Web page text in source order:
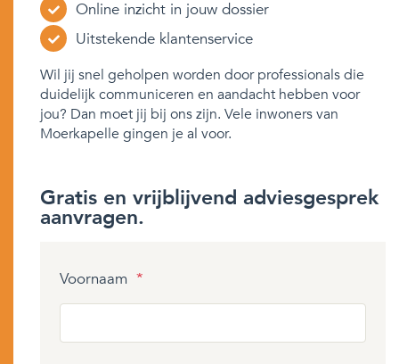
Online inzicht in jouw dossier
Uitstekende klantenservice
Wil jij snel geholpen worden door professionals die
duidelijk communiceren en aandacht hebben voor
jou? Dan moet jij bij ons zijn. Vele inwoners van
Moerkapelle gingen je al voor.
Gratis en vrijblijvend adviesgesprek
aanvragen.
Voornaam *